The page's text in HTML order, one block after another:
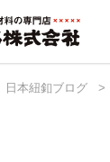
日本紐釦ブログ >